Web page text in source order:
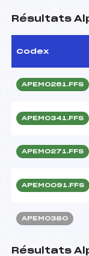
Résultats
Codex
APEM0261.FFS
APEM0341.FFS
APEM0271.FFS
APEM0091.FFS
APEM0380
Résultats